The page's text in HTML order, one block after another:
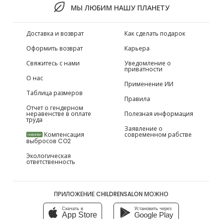
МЫ ЛЮБИМ НАШУ ПЛАНЕТУ
Доставка и возврат
Оформить возврат
Свяжитесь с нами
О нас
Таблица размеров
Отчет о гендерном
неравенстве в оплате
труда
НОВИНКИ Компенсация
выбросов CO2
Экологическая
ответственность
Как сделать подарок
Карьера
Уведомление о
приватности
Применение ИИ
Правила
Полезная информация
Заявление о
современном рабстве
ПРИЛОЖЕНИЕ CHILDRENSALON МОЖНО
Скачать в
App Store
Установить через
Google Play